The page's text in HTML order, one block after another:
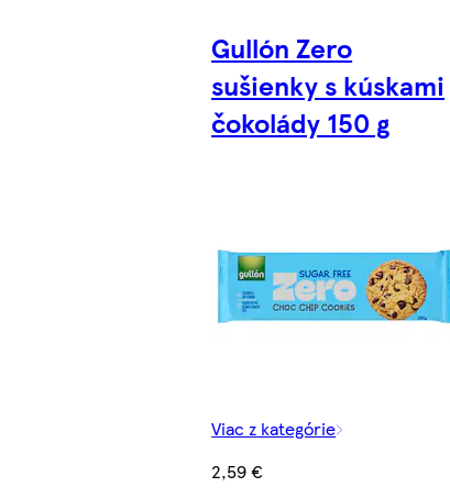
Gullón Zero
sušienky s kúskami
čokolády 150 g
Viac z kategórie
2,59 €